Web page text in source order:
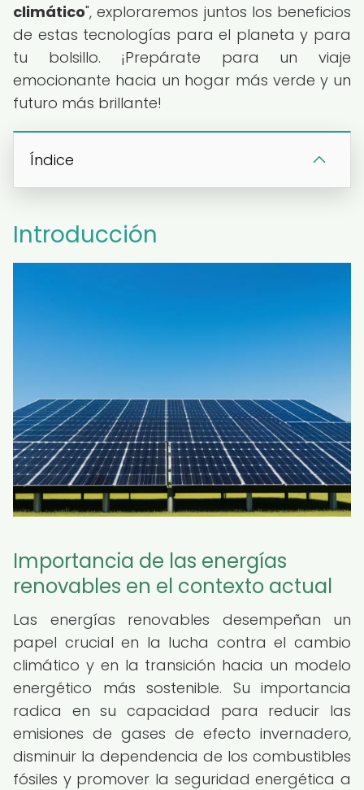
climático", exploraremos juntos los beneficios
de estas tecnologías para el planeta y para
tu bolsillo. ¡Prepárate para un viaje
emocionante hacia un hogar más verde y un
futuro más brillante!
Índice
Introducción
Importancia de las energías
renovables en el contexto actual
Las energías renovables desempeñan un
papel crucial en la lucha contra el cambio
climático y en la transición hacia un modelo
energético más sostenible. Su importancia
radica en su capacidad para reducir las
emisiones de gases de efecto invernadero,
disminuir la dependencia de los combustibles
fósiles y promover la seguridad energética a